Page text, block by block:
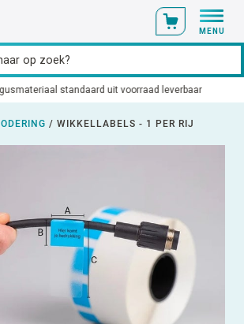
MENU
standaard uit voorraad leverbaar
/ WIKKELLABELS - 1 PER RIJ